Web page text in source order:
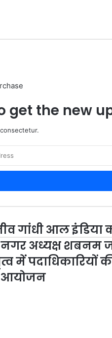
get the new
गांधी आल इंडिया
अध्यक्ष शबनम
में पदाधिकारियों
आयोजन